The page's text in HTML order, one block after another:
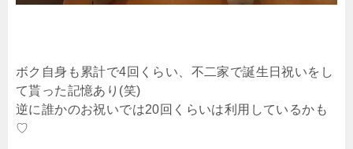
ボク自身も累計で4回くらい、不二家で誕生日祝いをし
て貰った記憶あり(笑)
逆に誰かのお祝いでは20回くらいは利用しているかも
♡